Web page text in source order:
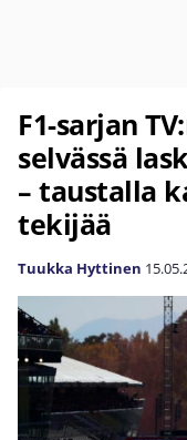
F1-sarjan
selvässä
– taustalla
tekijää
Tuukka Hyttinen